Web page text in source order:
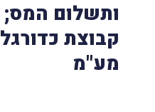
ותשלום המס;
קבוצת
מע"מ